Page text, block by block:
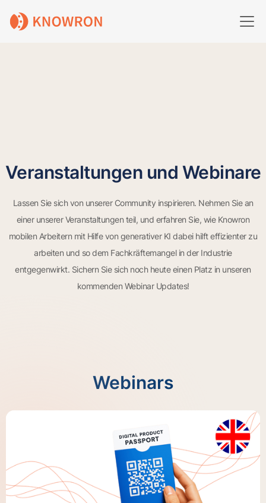
Veranstaltungen und Webinare
Lassen Sie sich von unserer Community inspirieren. Nehmen Sie an
einer unserer Veranstaltungen teil, und erfahren Sie, wie Knowron
mobilen Arbeitern mit Hilfe von generativer KI dabei hilft effizienter zu
arbeiten und so dem Fachkräftemangel in der Industrie
entgegenwirkt. Sichern Sie sich noch heute einen Platz in unseren
kommenden Webinar Updates!
Webinars